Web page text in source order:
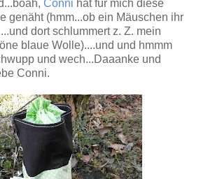
Conni hat für mich diese
genäht (hmm...ob ein Mäuschen ihr
dort schlummert z. Z. mein
blaue Wolle)....und und hmmm
und wech...Daaanke und
Conni.